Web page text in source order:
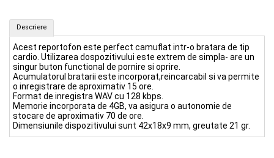
Descriere
Acest reportofon este perfect camuflat intr-o bratara de tip
cardio. Utilizarea dospozitivului este extrem de simpla- are un
singur buton functional de pornire si oprire.
Acumulatorul bratarii este incorporat,reincarcabil si va permite
o inregistrare de aproximativ 15 ore.
Format de inregistra WAV cu 128 kbps.
Memorie incorporata de 4GB, va asigura o autonomie de
stocare de aproximativ 70 de ore.
Dimensiunile dispozitivului sunt 42х18х9 mm, greutate 21 gr.